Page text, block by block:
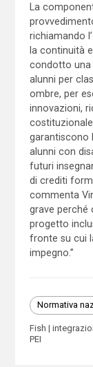
La
richiamando
la continuità
condotto una
alunni per
ombre, per
innovazioni,
garantiscono
alunni con
futuri
di crediti
commenta
grave perché
progetto
fronte su cui
impegno.”
Normativa
Fish
PEI